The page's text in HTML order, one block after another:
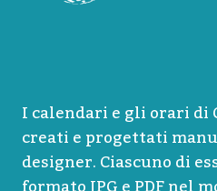
I calendari e gli orari di
creati e progettati
designer. Ciascuno di